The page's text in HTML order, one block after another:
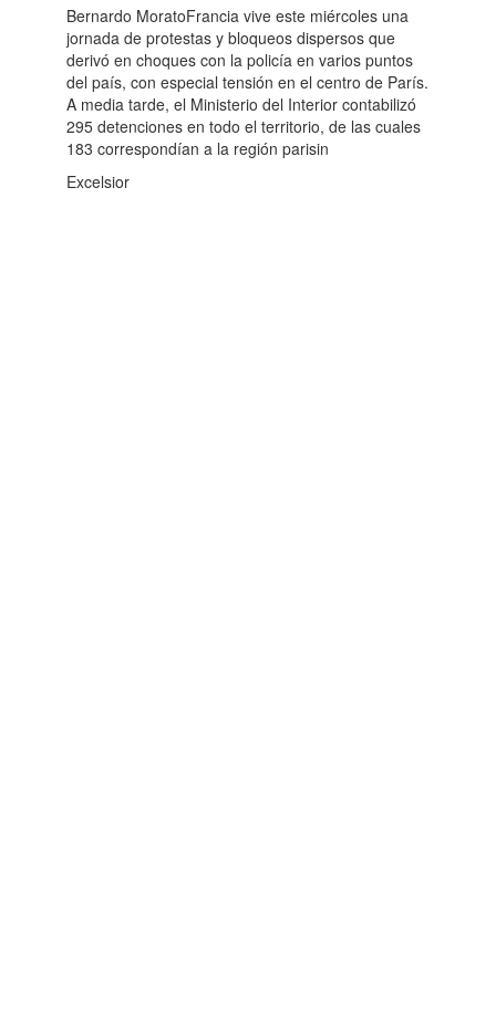
Bernardo MoratoFrancia vive este miércoles una
jornada de protestas y bloqueos dispersos que
derivó en choques con la policía en varios puntos
del país, con especial tensión en el centro de París.
A media tarde, el Ministerio del Interior contabilizó
295 detenciones en todo el territorio, de las cuales
183 correspondían a la región parisin
Excelsior